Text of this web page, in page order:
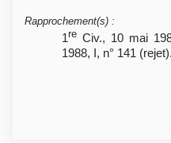
Rapprochement(s) :
1reCiv., 10 mai
1988, I, n° 141 (rejet).